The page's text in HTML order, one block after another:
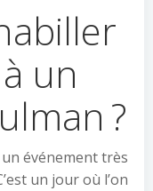
un
?
événement très
un jour où l’on